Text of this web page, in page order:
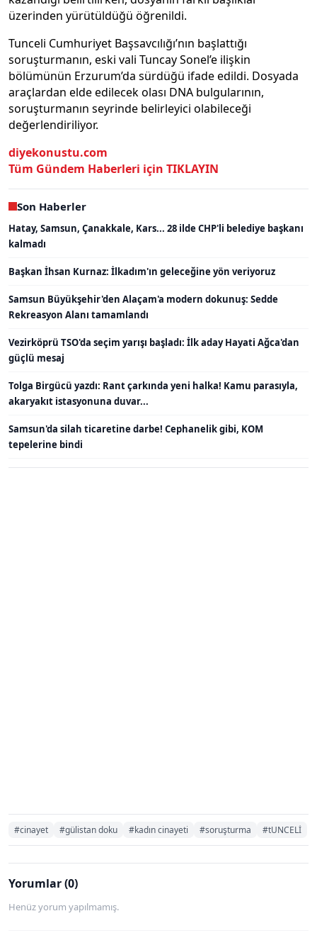
üzerinden yürütüldüğü öğrenildi.
Tunceli Cumhuriyet Başsavcılığı’nın başlattığı
soruşturmanın, eski vali Tuncay Sonel’e ilişkin
bölümünün Erzurum’da sürdüğü ifade edildi. Dosyada
araçlardan elde edilecek olası DNA bulgularının,
soruşturmanın seyrinde belirleyici olabileceği
değerlendiriliyor.
diyekonustu.com
Tüm Gündem Haberleri için TIKLAYIN
Son Haberler
Hatay, Samsun, Çanakkale, Kars... 28 ilde CHP'li belediye başkanı
kalmadı
Başkan İhsan Kurnaz: İlkadım'ın geleceğine yön veriyoruz
Samsun Büyükşehir'den Alaçam'a modern dokunuş: Sedde
Rekreasyon Alanı tamamlandı
Vezirköprü TSO'da seçim yarışı başladı: İlk aday Hayati Ağca'dan
güçlü mesaj
Tolga Birgücü yazdı: Rant çarkında yeni halka! Kamu parasıyla,
akaryakıt istasyonuna duvar...
Samsun'da silah ticaretine darbe! Cephanelik gibi, KOM
tepelerine bindi
#cinayet #gülistan doku #kadın cinayeti #soruşturma #tUNCELİ
Yorumlar (0)
Henüz yorum yapılmamış.